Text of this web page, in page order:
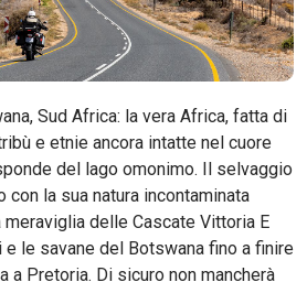
Sud Africa: la vera Africa, fatta di
e etnie ancora intatte nel cuore
del lago omonimo. Il selvaggio
con la sua natura incontaminata
delle Cascate Vittoria E
le savane del Botswana fino a finire
a Pretoria. Di sicuro non mancherà